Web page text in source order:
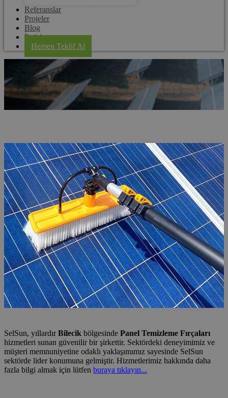
Referanslar
Projeler
Blog
İletişim
Hemen Teklif Al
SelSun, yıllardırBilecik bölgesinde Panel Temizleme Fırçaları
hizmetleri sunan güvenilir bir şirkettir. Sektördeki deneyimimiz ve
müşteri memnuniyetine odaklı yaklaşımımız sayesinde SelSun
sektörde lider konumuna gelmiştir. Hizmetlerimiz hakkında daha
fazla bilgi almak için lütfen buraya tıklayın...